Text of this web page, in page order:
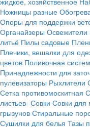
Ножницы разные
Опоры для поддержки
Органайзеры Освежители
литьё Пилы садовые
Плечики, вешалки для
цветов Поливочная
Принадлежности для
пулевизаторы Рыхлители
Сетка противомоскитная
листьев- Совки Совки для
грызунов Стиральные
Сушилки для белья Тазы